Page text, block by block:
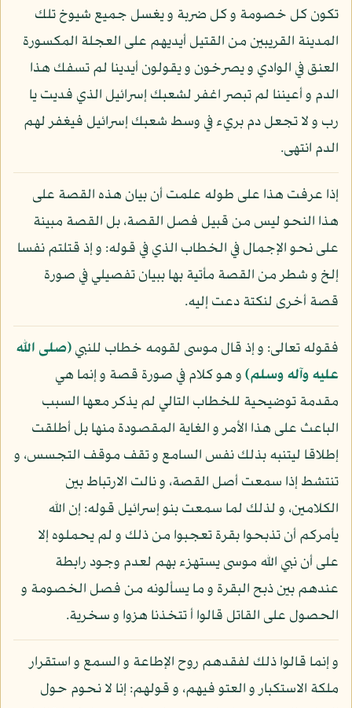
تكون كل خصومة و كل ضربة و يغسل جميع شيوخ تلك
المدينة القريبين من القتيل أيديهم على العجلة المكسورة
العنق في الوادي و يصرخون و يقولون أيدينا لم تسفك هذا
الدم و أعيننا لم تبصر اغفر لشعبك إسرائيل الذي فديت يا
رب و لا تجعل دم بريء في وسط شعبك إسرائيل فيغفر لهم
الدم انتهى.
إذا عرفت هذا على طوله علمت أن بيان هذه القصة على
هذا النحو ليس من قبيل فصل القصة، بل القصة مبينة
على نحو الإجمال في الخطاب الذي في قوله: و إذ قتلتم نفسا
إلخ و شطر من القصة مأتية بها ببيان تفصيلي في صورة
قصة أخرى لنكتة دعت إليه.
فقوله تعالى: و إذ قال موسى لقومه خطاب للنبي(صلى الله
عليه وآله وسلم)و هو كلام في صورة قصة و إنما هي
مقدمة توضيحية للخطاب التالي لم يذكر معها السبب
الباعث على هذا الأمر و الغاية المقصودة منها بل أطلقت
إطلاقا ليتنبه بذلك نفس السامع و تقف موقف التجسس، و
تنتشط إذا سمعت أصل القصة، و نالت الارتباط بين
الكلامين، و لذلك لما سمعت بنو إسرائيل قوله: إن الله
يأمركم أن تذبحوا بقرة تعجبوا من ذلك و لم يحملوه إلا
على أن نبي الله موسى يستهزء بهم لعدم وجود رابطة
عندهم بين ذبح البقرة و ما يسألونه من فصل الخصومة و
الحصول على القاتل قالوا أ تتخذنا هزوا و سخرية.
و إنما قالوا ذلك لفقدهم روح الإطاعة و السمع و استقرار
ملكة الاستكبار و العتو فيهم، و قولهم: إنا لا نحوم حول